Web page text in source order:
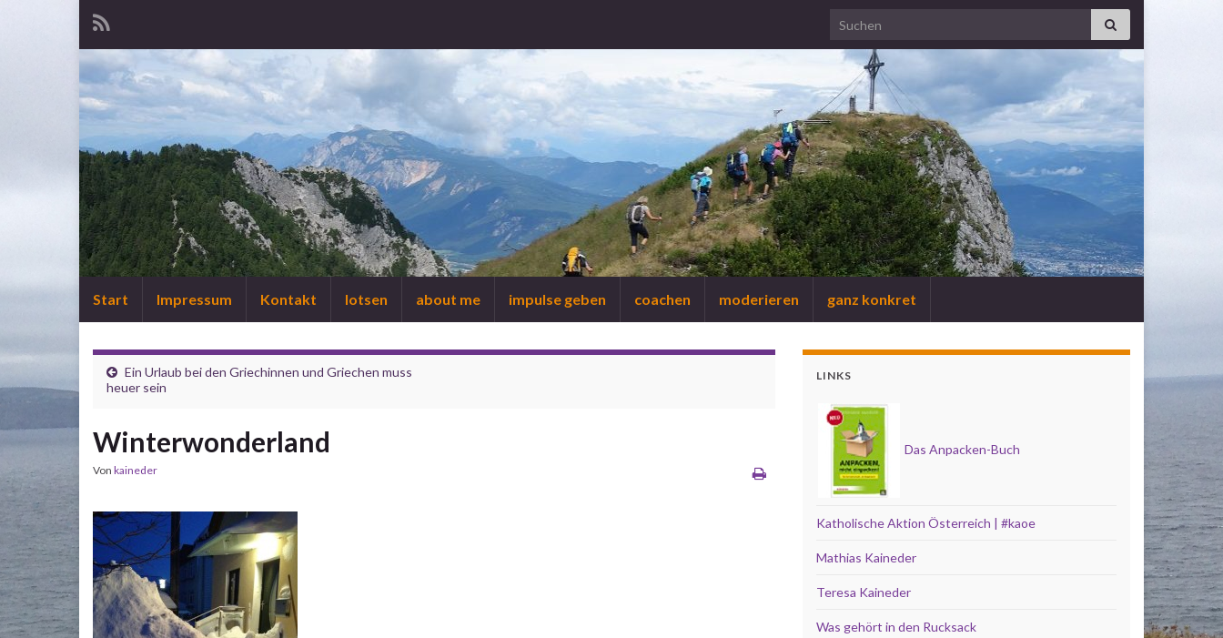
Search for:
Start Impressum Kontakt lotsen about me impulse geben coachen moderieren ganz konkret
Ein Urlaub bei den Griechinnen und Griechen muss
heuer sein
Winterwonderland
Von kaineder
LINKS
Das Anpacken-Buch
Katholische Aktion Österreich | #kaoe
Mathias Kaineder
Teresa Kaineder
Was gehört in den Rucksack